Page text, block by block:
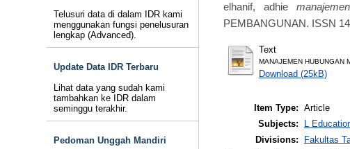
Telusuri data di dalam IDR kami
menggunakan fungsi penelusuran
lengkap (Advanced).
Update Data IDR Terbaru
Lihat data yang sudah kami
tambahkan ke IDR dalam
seminggu terakhir.
Pedoman Unggah Mandiri
elhanif, adhie
PEMBANGUNAN. ISSN
Text
MANAJEMEN HUBUNGAN
Download (25kB)
Item Type: Article
Subjects:
L
Divisions:
Fakultas